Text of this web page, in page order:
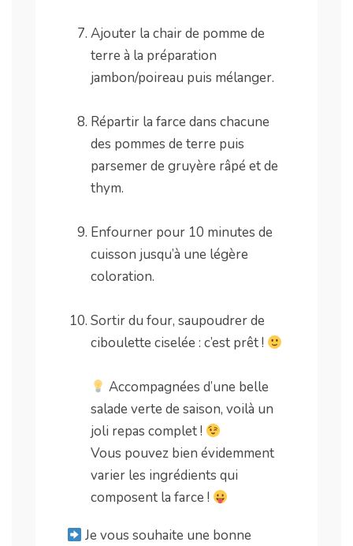
Ajouter la chair de pomme de
terre à la préparation
jambon/poireau puis mélanger.
Répartir la farce dans chacune
des pommes de terre puis
parsemer de gruyère râpé et de
thym.
Enfourner pour 10 minutes de
cuisson jusqu’à une légère
coloration.
Sortir du four, saupoudrer de
ciboulette ciselée : c’est prêt !
Accompagnées d’une belle
salade verte de saison, voilà un
joli repas complet !
Vous pouvez bien évidemment
varier les ingrédients qui
composent la farce !
Je vous souhaite une bonne